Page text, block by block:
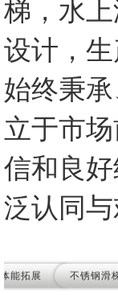
梯，水
设计，
始终秉
立于市
信和良
泛认同
体能拓展 不锈钢滑